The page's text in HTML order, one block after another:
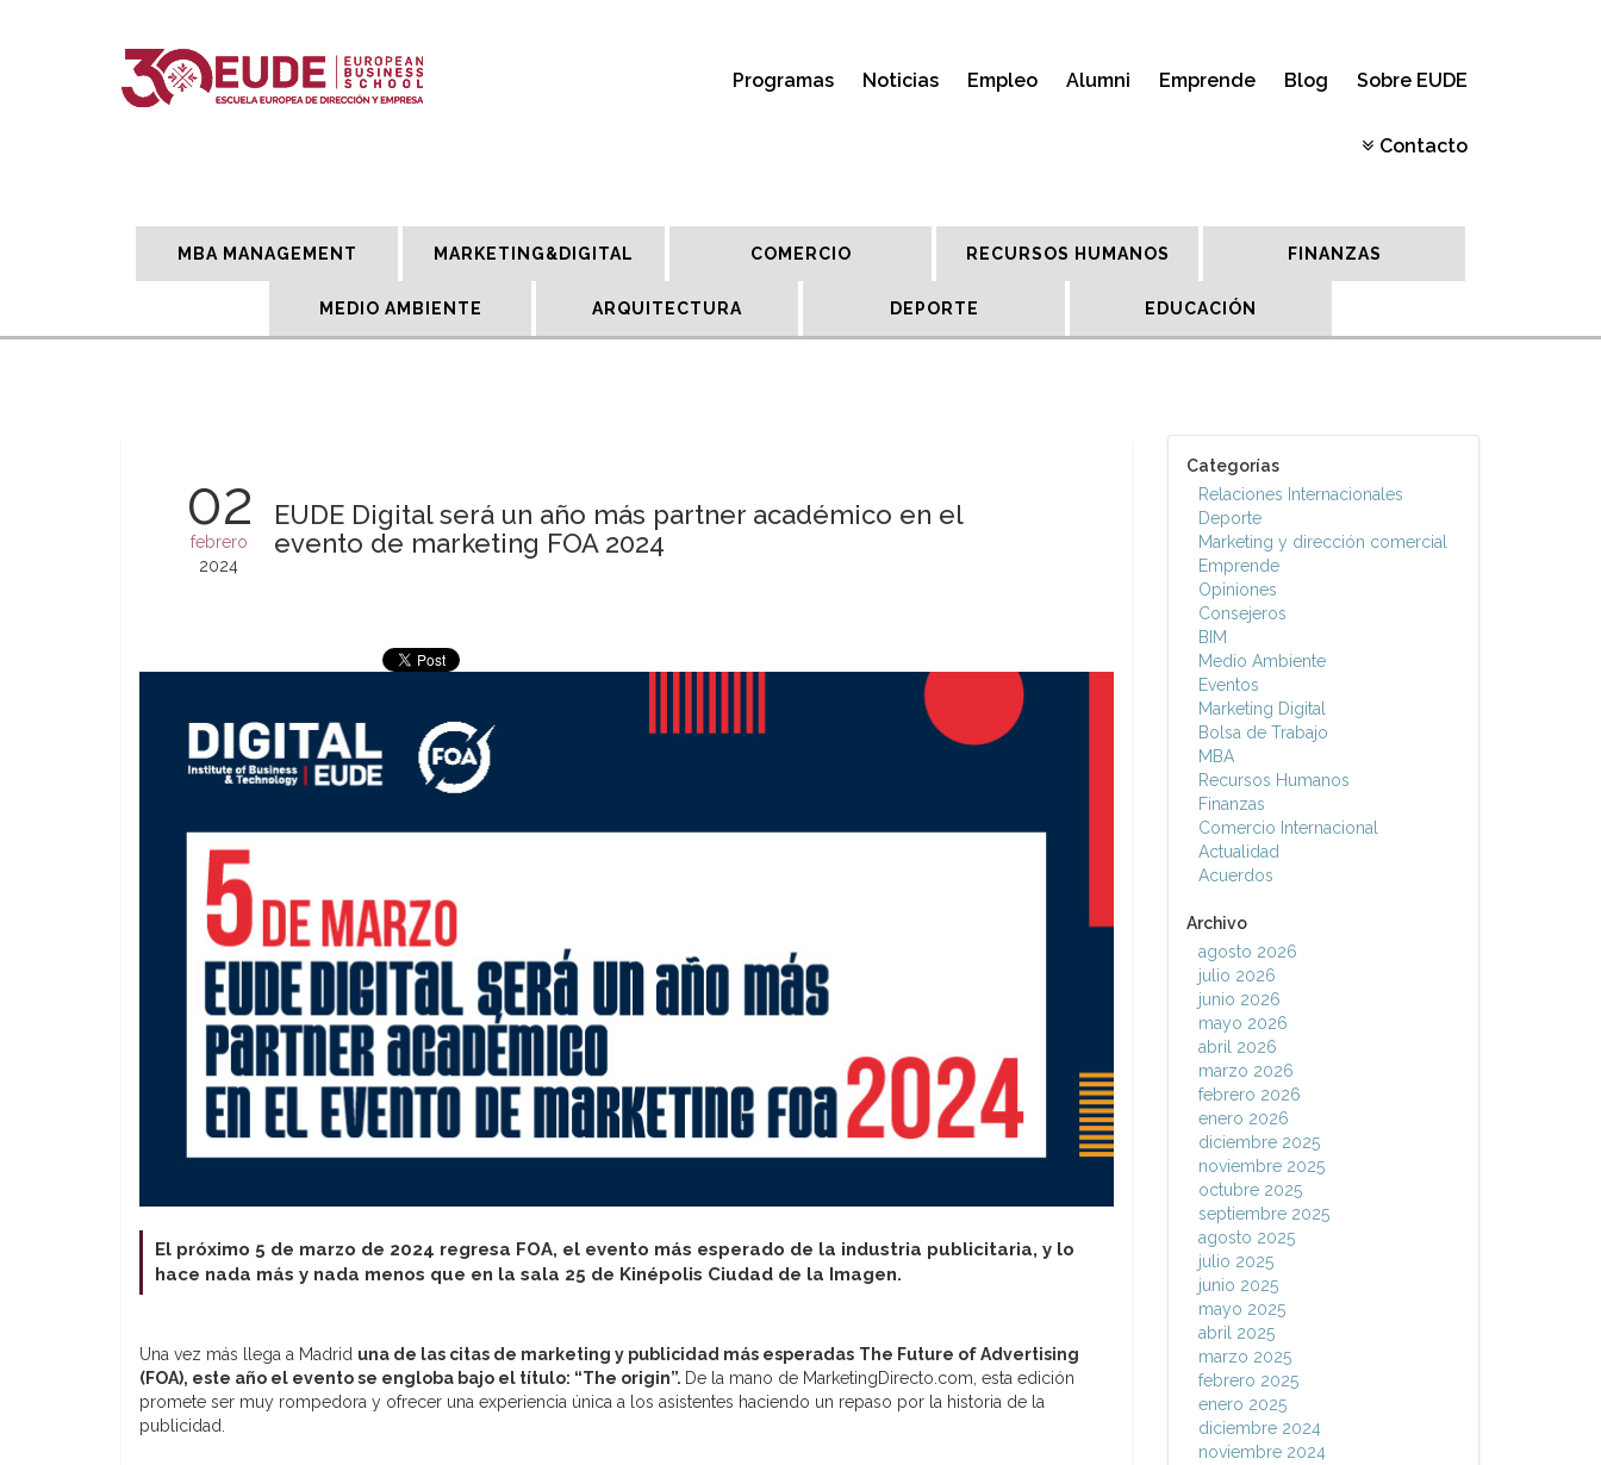
Programas Noticias Empleo Alumni Emprende Blog Sobre EUDE
Contacto
MBA MANAGEMENT MARKETING&DIGITAL COMERCIO RECURSOS HUMANOS FINANZAS
MEDIO AMBIENTE ARQUITECTURA DEPORTE EDUCACIÓN
02
febrero
2024
EUDE Digital será un año más partner académico en el
evento de marketing FOA 2024
El próximo 5 de marzo de 2024 regresa FOA, el evento más esperado de la industria publicitaria, y lo
hace nada más y nada menos que en la sala 25 de Kinépolis Ciudad de la Imagen.
Una vez más llega a Madrid una de las citas de marketing y publicidad más esperadas The Future of Advertising
(FOA), este año el evento se engloba bajo el título: “The origin”. De la mano de MarketingDirecto.com, esta edición
promete ser muy rompedora y ofrecer una experiencia única a los asistentes haciendo un repaso por la historia de la
publicidad.
Categorías
Relaciones Internacionales
Deporte
Marketing y dirección comercial
Emprende
Opiniones
Consejeros
BIM
Medio Ambiente
Eventos
Marketing Digital
Bolsa de Trabajo
MBA
Recursos Humanos
Finanzas
Comercio Internacional
Actualidad
Acuerdos
Archivo
agosto 2026
julio 2026
junio 2026
mayo 2026
abril 2026
marzo 2026
febrero 2026
enero 2026
diciembre 2025
noviembre 2025
octubre 2025
septiembre 2025
agosto 2025
julio 2025
junio 2025
mayo 2025
abril 2025
marzo 2025
febrero 2025
enero 2025
diciembre 2024
noviembre 2024